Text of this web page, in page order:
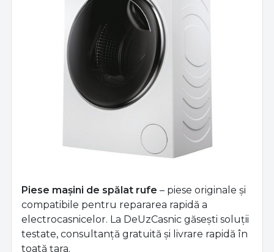
Piese mașini de spălat rufe – piese originale și
compatibile pentru repararea rapidă a
electrocasnicelor. La DeUzCasnic găsești soluții
testate, consultanță gratuită și livrare rapidă în
toată țara.